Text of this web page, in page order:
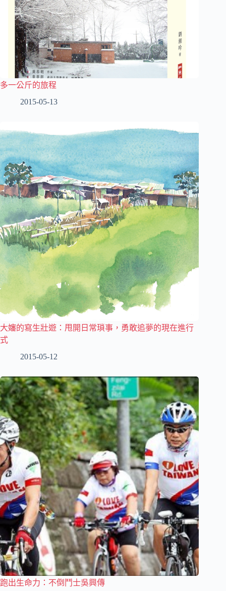
多一公斤的旅程
2015-05-13
大嬸的寫生壯遊：甩開日常瑣事，勇敢追夢的現在進行
式
2015-05-12
跑出生命力：不倒鬥士吳興傳